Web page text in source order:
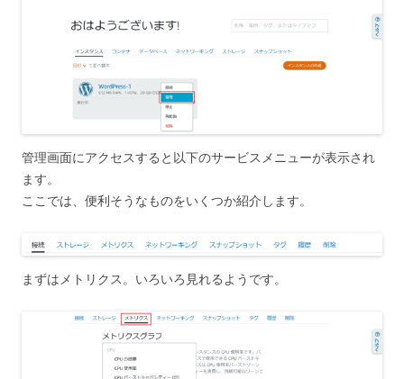
管理画面にアクセスすると以下のサービスメニューが表示され
ます。
ここでは、便利そうなものをいくつか紹介します。
まずはメトリクス。いろいろ見れるようです。